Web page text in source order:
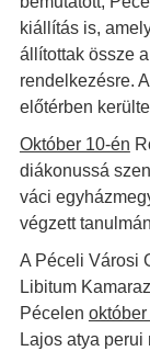
kiállítás is,
állítottak össze
rendelkezésre.
előtérben
Október 10-én
diákonussá
váci
végzett
A Péceli Városi
Libitum
Pécelen október
Lajos atya perui